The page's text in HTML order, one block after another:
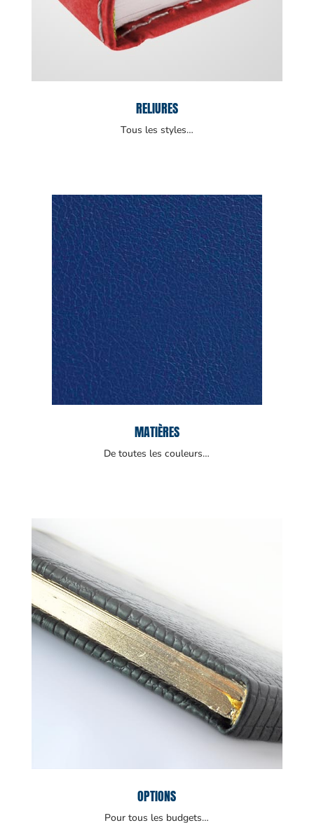
RELIURES
Tous les styles…
MATIÈRES
De toutes les couleurs…
OPTIONS
Pour tous les budgets…